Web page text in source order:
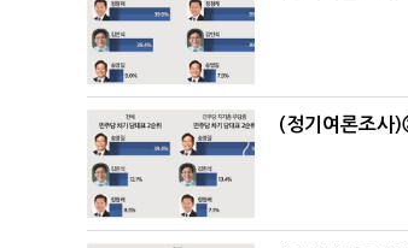
(정기여론조